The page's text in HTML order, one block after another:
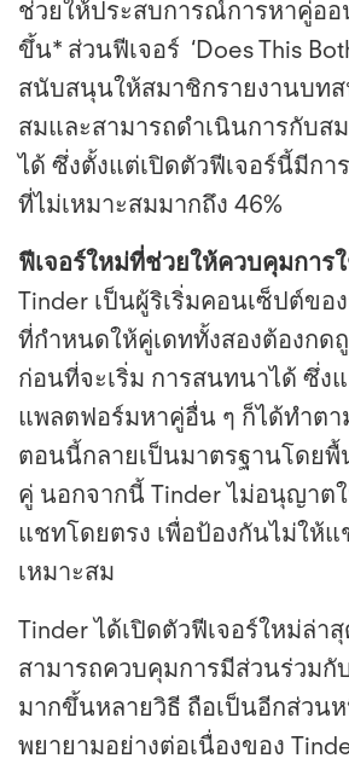
ช่วยให้ประสบการณ์การหาคู่อ
ขึ้น* ส่วนฟีเจอร์ ‘Does This
สนับสนุนให้สมาชิกรายงานบท
สมและสามารถดำเนินการกับส
ได้ ซึ่งตั้งแต่เปิดตัวฟีเจอร์นี้มีกา
ที่ไม่เหมาะสมมากถึง 46%
ฟีเจอร์ใหม่ที่ช่วยให้ควบคุมการ
Tinder เป็นผู้ริเริ่มคอนเซ็ปต์ขอ
ที่กำหนดให้คู่เดททั้งสองต้องกด
ก่อนที่จะเริ่ม การสนทนาได้ ซึ่ง
แพลตฟอร์มหาคู่อื่น ๆ ก็ได้ทำต
ตอนนี้กลายเป็นมาตรฐานโดย
คู่ นอกจากนี้ Tinder ไม่อนุญาต
แชทโดยตรง เพื่อป้องกันไม่ให้
เหมาะสม
Tinder ได้เปิดตัวฟีเจอร์ใหม่ล่า
สามารถควบคุมการมีส่วนร่วม
มากขึ้นหลายวิธี ถือเป็นอีกส่วน
พยายามอย่างต่อเนื่องของ